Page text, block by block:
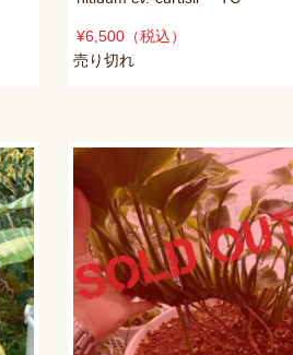
¥6,500 （税込）
売り切れ